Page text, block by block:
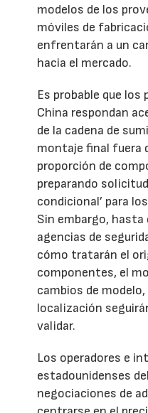
modelos de los
móviles de
enfrentarán a un
hacia el mercado.
Es probable que los
China respondan
de la cadena de
montaje final fuera
proporción de
preparando
condicional’ para
Sin embargo, hasta
agencias de
cómo tratarán el
componentes, el
cambios de
localización
validar.
Los operadores e
estadounidenses
negociaciones de